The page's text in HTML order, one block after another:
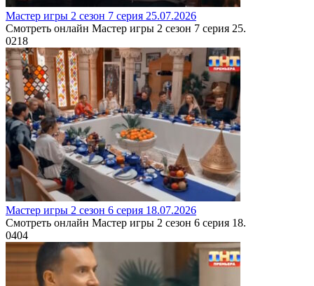
Мастер игры 2 сезон 7 серия 25.07.2026
Смотреть онлайн Мастер игры 2 сезон 7 серия 25.
0218
Мастер игры 2 сезон 6 серия 18.07.2026
Смотреть онлайн Мастер игры 2 сезон 6 серия 18.
0404